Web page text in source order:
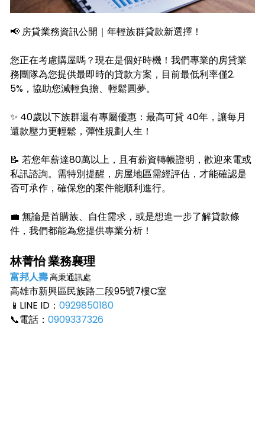
📢 房貸業務資訊公開｜年輕族群貸款新選擇！
您正在考慮購屋嗎？現在是個好時機！我們專業的房貸業
務團隊為您提供最即時的貸款方案，目前最低利率僅2.
5%，協助您減輕負擔、輕鬆圓夢。
✨ 40歲以下族群還有專屬優惠：最高可貸 40年，讓每月
還款壓力更輕鬆，彈性規劃人生！
📝 若您年薪達80萬以上，且有薪資轉帳證明，歡迎來電或
私訊諮詢。需特別提醒，房屋地區需經評估，才能確認是
否可承作，確保您的案件能順利進行。
💼 無論是首購族、自住需求，或是想進一步了解貸款條
件，我們都能為您提供專業分析！
林菁怡 業務襄理
富邦人壽高秉通訊處
高雄市新興區民族路二段95號7樓C室
📱 LINE ID： 0929850180
📞電話： 0909337326